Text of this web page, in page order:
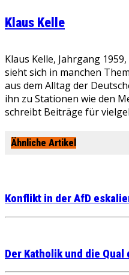
Klaus Kelle
Klaus Kelle, Jahrgang
sieht sich in manchen
aus dem Alltag der
ihn zu Stationen wie den
schreibt Beiträge für
Ähnliche Artikel
Konflikt in der AfD
Der Katholik und die Qual